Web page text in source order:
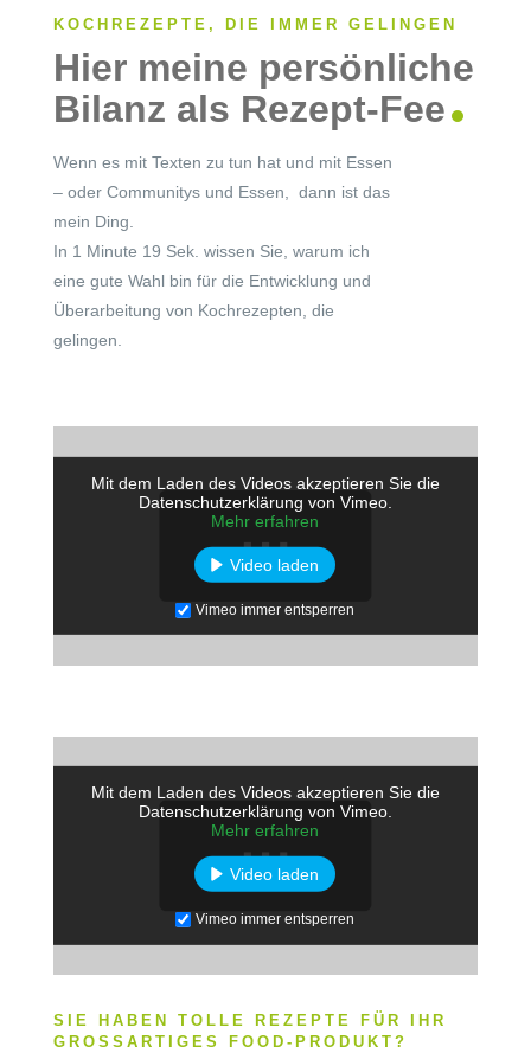
KOCHREZEPTE, DIE IMMER GELINGEN
Hier meine persönliche
Bilanz als Rezept-Fee
Wenn es mit Texten zu tun hat und mit Essen
– oder Communitys und Essen, dann ist das
mein Ding.
In 1 Minute 19 Sek. wissen Sie, warum ich
eine gute Wahl bin für die Entwicklung und
Überarbeitung von Kochrezepten, die
gelingen.
Mit dem Laden des Videos akzeptieren Sie die
Datenschutzerklärung von Vimeo.
Mehr erfahren
Video laden
Vimeo immer entsperren
Mit dem Laden des Videos akzeptieren Sie die
Datenschutzerklärung von Vimeo.
Mehr erfahren
Video laden
Vimeo immer entsperren
SIE HABEN TOLLE REZEPTE FÜR IHR
GROSSARTIGES FOOD-PRODUKT?